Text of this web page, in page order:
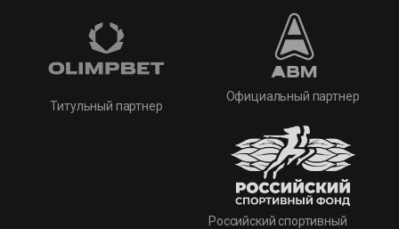
Титульный партнер
Официальный партнер
Российский спортивный